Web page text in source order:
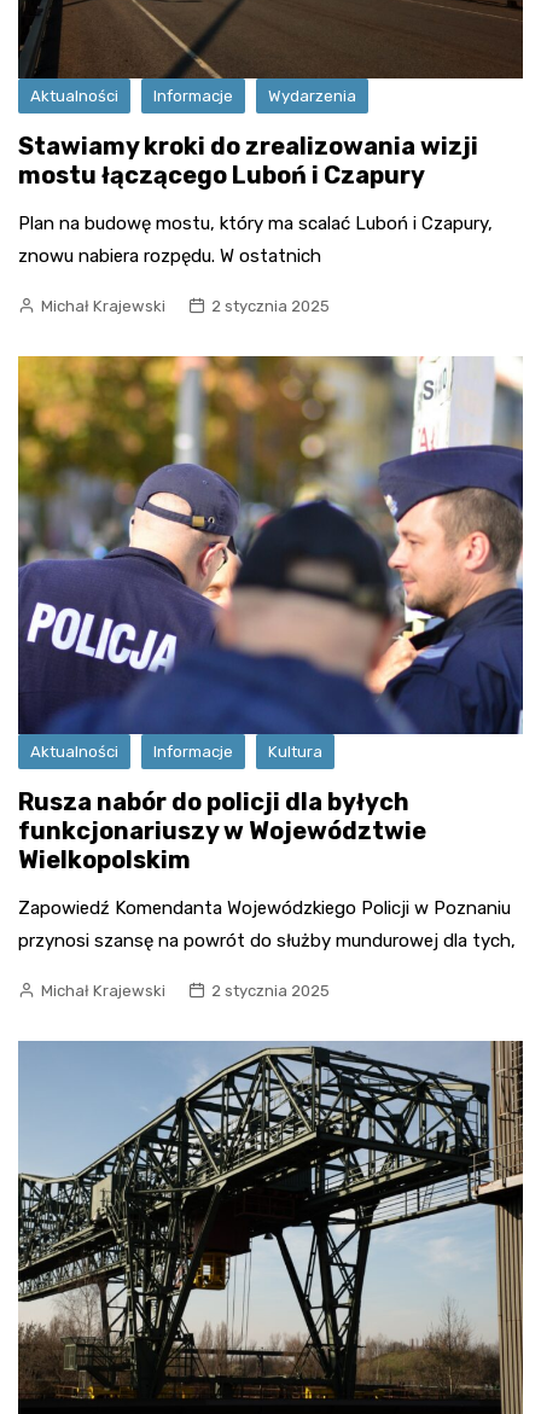
Aktualności Informacje Wydarzenia
Stawiamy kroki do zrealizowania wizji
mostu łączącego Luboń i Czapury
Plan na budowę mostu, który ma scalać Luboń i Czapury,
znowu nabiera rozpędu. W ostatnich
Michał Krajewski 2 stycznia 2025
Aktualności Informacje Kultura
Rusza nabór do policji dla byłych
funkcjonariuszy w Województwie
Wielkopolskim
Zapowiedź Komendanta Wojewódzkiego Policji w Poznaniu
przynosi szansę na powrót do służby mundurowej dla tych,
Michał Krajewski 2 stycznia 2025